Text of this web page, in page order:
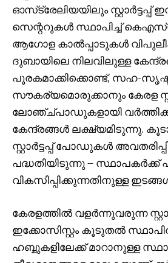
ഓസ്‌ട്രേലിയയിലും സ്റ്റാർട്ടപ്പ്
സെന്ററുകൾ സ്ഥാപിച്ച്
ആഗോള കാൽപ്പാടുകൾ
ദുബായിലെ നിലവിലുള്ള
പൂരകമാക്കിക്കൊണ്ട്, സഹ-
സൗകര്യമൊരുക്കാനും കേരള
ലോഞ്ച്പാഡുകളായി
കേന്ദ്രങ്ങൾ ലക്ഷ്യമിടുന്നു.
സ്റ്റാർട്ടപ്പ് പോഡുകൾ
പദ്ധതിയിടുന്നു –
വികസിപ്പിക്കുന്നതിനുള്ള
കേരളത്തിൽ വളർന്നുവരുന്ന
ഇക്കോസിസ്റ്റം കൂടുതൽ
ഹബ്ബുകളിലേക്ക് മാറാനുള്ള